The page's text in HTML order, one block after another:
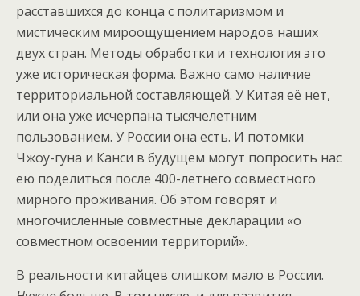
расставшихся до конца с политаризмом и
мистическим мироощущением народов наших
двух стран. Методы обработки и технология это
уже историческая форма. Важно само наличие
территориальной составляющей. У Китая её нет,
или она уже исчерпана тысячелетним
пользованием. У России она есть. И потомки
Чжоу-гуна и Канси в будущем могут попросить нас
ею поделиться после 400-летнего совместного
мирного проживания. Об этом говорят и
многочисленные совместные декларации «о
совместном освоении территорий».
В реальности китайцев слишком мало в России.